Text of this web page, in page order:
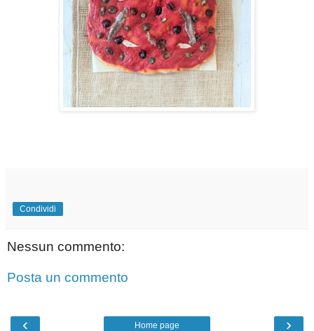
Condividi
Nessun commento:
Posta un commento
‹ ›
Home page